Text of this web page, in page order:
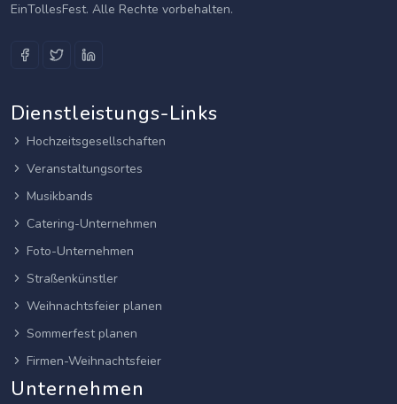
EinTollesFest. Alle Rechte vorbehalten.
Dienstleistungs-Links
Hochzeitsgesellschaften
Veranstaltungsortes
Musikbands
Catering-Unternehmen
Foto-Unternehmen
Straßenkünstler
Weihnachtsfeier planen
Sommerfest planen
Firmen-Weihnachtsfeier
Unternehmen